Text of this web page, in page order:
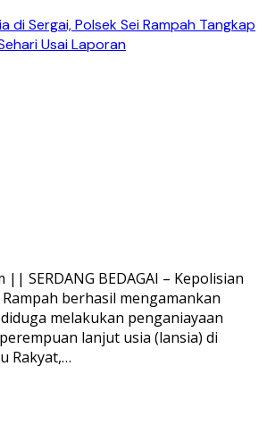
di Sergai, Polsek Sei Rampah Tangkap
Usai Laporan
|| SERDANG BEDAGAI – Kepolisian
berhasil mengamankan
melakukan penganiayaan
lanjut usia (lansia) di
Rakyat,…